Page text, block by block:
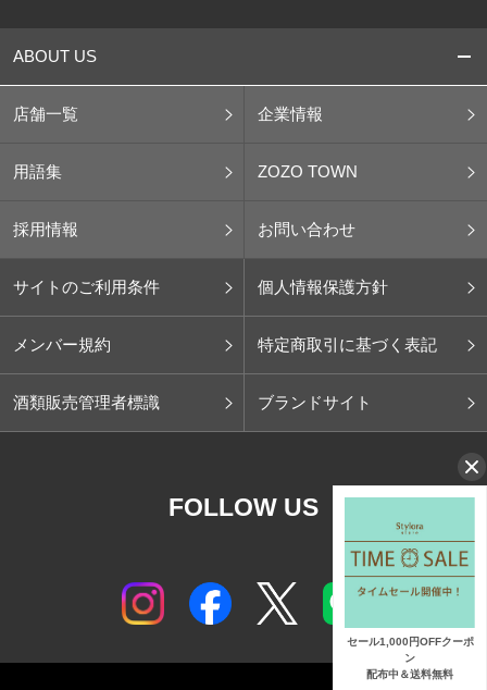
ABOUT US
店舗一覧 企業情報
用語集 ZOZO TOWN
採用情報 お問い合わせ
サイトのご利用条件 個人情報保護方針
メンバー規約 特定商取引に基づく表記
酒類販売管理者標識 ブランドサイト
FOLLOW US
セール1,000円OFFクーポ
ン
配布中＆送料無料